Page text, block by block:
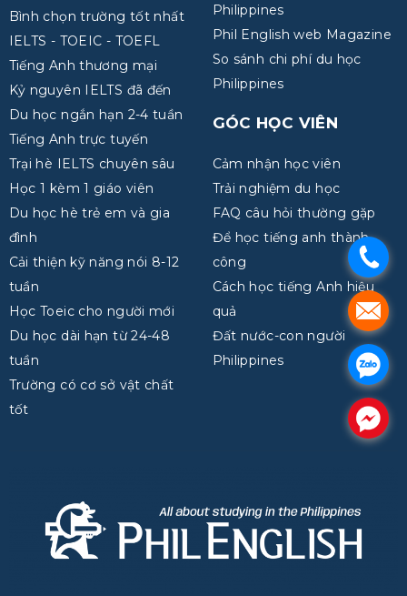
Bình chọn trường tốt nhất
IELTS - TOEIC - TOEFL
Tiếng Anh thương mại
Kỷ nguyên IELTS đã đến
Du học ngắn hạn 2-4 tuần
Tiếng Anh trực tuyến
Trại hè IELTS chuyên sâu
Học 1 kèm 1 giáo viên
Du học hè trẻ em và gia
đình
Cải thiện kỹ năng nói 8-12
tuần
Học Toeic cho người mới
Du học dài hạn từ 24-48
tuần
Trường có cơ sở vật chất
tốt
Philippines
Phil English web Magazine
So sánh chi phí du học
Philippines
GÓC HỌC VIÊN
Cảm nhận học viên
Trải nghiệm du học
FAQ câu hỏi thường gặp
Để học tiếng anh thành
công
Cách học tiếng Anh hiệu
quả
Đất nước-con người
Philippines
.
.
.
.